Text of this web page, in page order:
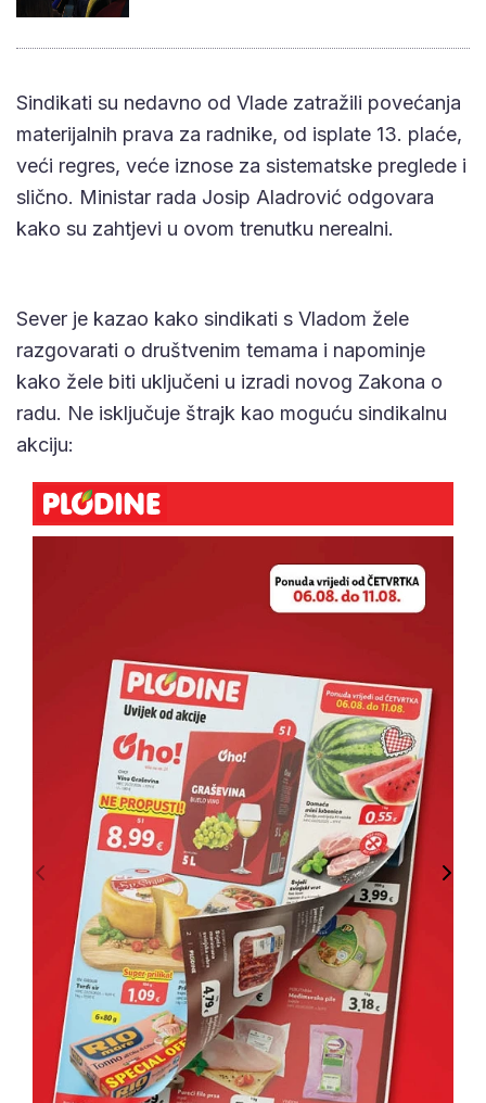
Sindikati su nedavno od Vlade zatražili povećanja
materijalnih prava za radnike, od isplate 13. plaće,
veći regres, veće iznose za sistematske preglede i
slično. Ministar rada Josip Aladrović odgovara
kako su zahtjevi u ovom trenutku nerealni.
Sever je kazao kako sindikati s Vladom žele
razgovarati o društvenim temama i napominje
kako žele biti uključeni u izradi novog Zakona o
radu. Ne isključuje štrajk kao moguću sindikalnu
akciju: